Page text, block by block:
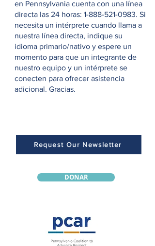
en Pennsylvania cuenta con una línea
directa las 24 horas: 1-888-521-0983. Si
necesita un intérprete cuando llama a
nuestra línea directa, indique su
idioma primario/nativo y espere un
momento para que un integrante de
nuestro equipo y un intérprete se
conecten para ofrecer asistencia
adicional. Gracias.
Request Our Newsletter
DONAR